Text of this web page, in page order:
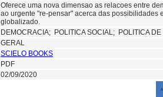
Oferece uma nova dimensao as relacoes entre
ao urgente "re-pensar" acerca das possibilidades
globalizado.
DEMOCRACIA; POLITICA SOCIAL; POLITICA
GERAL
SCIELO BOOKS
PDF
02/09/2020